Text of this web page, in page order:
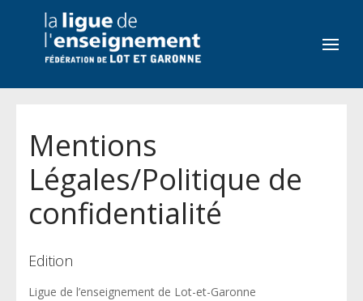
Mentions
Légales/Politique de
confidentialité
Edition
Ligue de l’enseignement de Lot-et-Garonne